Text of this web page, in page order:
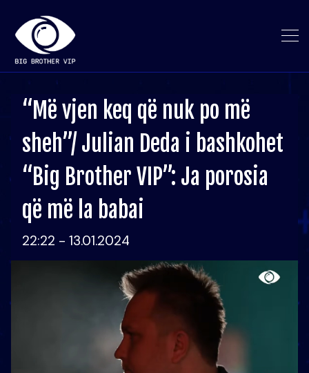
“Më vjen keq që nuk po më
sheh”/ Julian Deda i bashkohet
“Big Brother VIP”: Ja porosia
që më la babai
22:22 - 13.01.2024